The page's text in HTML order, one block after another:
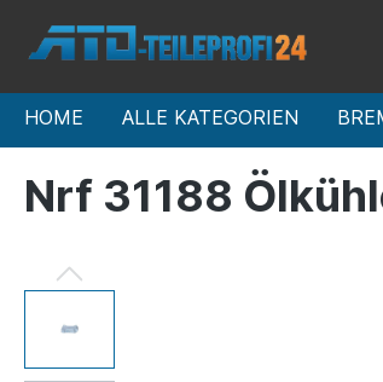
HOME ALLE KATEGORIEN
Nrf 31188